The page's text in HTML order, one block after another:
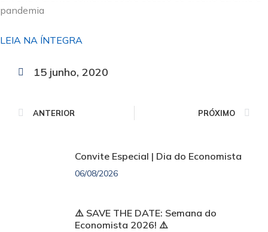
pandemia
LEIA NA ÍNTEGRA
15 junho, 2020
ANTERIOR PRÓXIMO
Convite Especial | Dia do Economista
06/08/2026
⚠️ SAVE THE DATE: Semana do
Economista 2026! ⚠️